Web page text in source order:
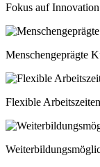
Fokus auf Innovation
Menschengeprägte
Flexible Arbeitszeiten